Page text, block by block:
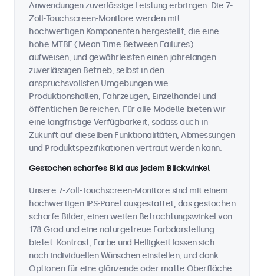
Anwendungen zuverlässige Leistung erbringen. Die 7-
Zoll-Touchscreen-Monitore werden mit
hochwertigen Komponenten hergestellt, die eine
hohe MTBF (Mean Time Between Failures)
aufweisen, und gewährleisten einen jahrelangen
zuverlässigen Betrieb, selbst in den
anspruchsvollsten Umgebungen wie
Produktionshallen, Fahrzeugen, Einzelhandel und
öffentlichen Bereichen. Für alle Modelle bieten wir
eine langfristige Verfügbarkeit, sodass auch in
Zukunft auf dieselben Funktionalitäten, Abmessungen
und Produktspezifikationen vertraut werden kann.
Gestochen scharfes Bild aus jedem Blickwinkel
Unsere 7-Zoll-Touchscreen-Monitore sind mit einem
hochwertigen IPS-Panel ausgestattet, das gestochen
scharfe Bilder, einen weiten Betrachtungswinkel von
178 Grad und eine naturgetreue Farbdarstellung
bietet. Kontrast, Farbe und Helligkeit lassen sich
nach individuellen Wünschen einstellen, und dank
Optionen für eine glänzende oder matte Oberfläche